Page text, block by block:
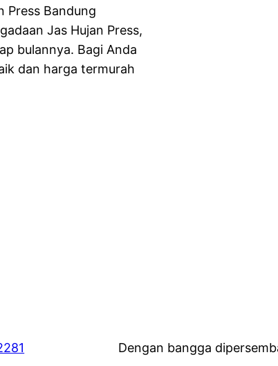
Press Bandung
Jas Hujan Press,
bulannya. Bagi Anda
dan harga termurah
Dengan bangga